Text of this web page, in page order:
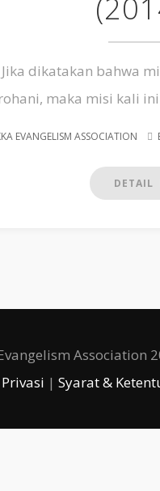
dikatakan bahwa
maka misi kali
EVANGELISM ASSOCIATION
DETAIL
Association
| Syarat &